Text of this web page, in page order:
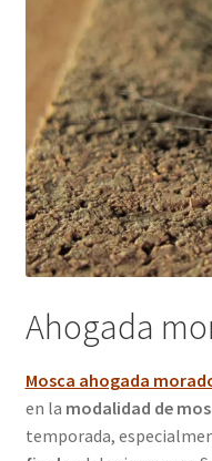
Resultados en pesca
Shop
Tienda
Ahogada
Mosca ahogada
en la modalidad de
temporada,